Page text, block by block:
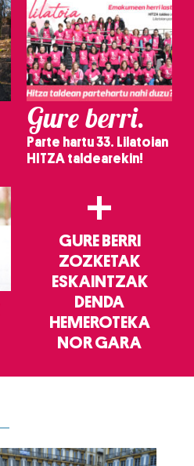
Gure berri.
Parte hartu 33. Lilatoian
HITZA taldearekin!
+
GURE BERRI
ZOZKETAK
ESKAINTZAK
DENDA
HEMEROTEKA
NOR GARA